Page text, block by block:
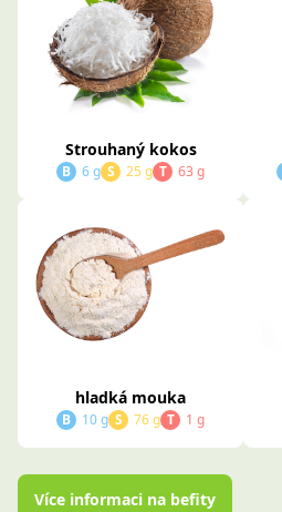
Strouhaný kokos
B 6 g S 25 g T 63 g
hladká mouka
B 10 g S 76 g T 1 g
Více informaci na befity